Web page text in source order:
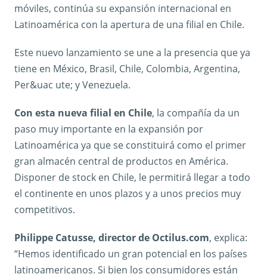
móviles, continúa su expansión internacional en
Latinoamérica con la apertura de una filial en Chile.
Este nuevo lanzamiento se une a la presencia que ya
tiene en México, Brasil, Chile, Colombia, Argentina,
Per&uac ute; y Venezuela.
Con esta nueva filial en Chile, la compañía da un
paso muy importante en la expansión por
Latinoamérica ya que se constituirá como el primer
gran almacén central de productos en América.
Disponer de stock en Chile, le permitirá llegar a todo
el continente en unos plazos y a unos precios muy
competitivos.
Philippe Catusse, director de Octilus.com, explica:
“Hemos identificado un gran potencial en los países
latinoamericanos. Si bien los consumidores están